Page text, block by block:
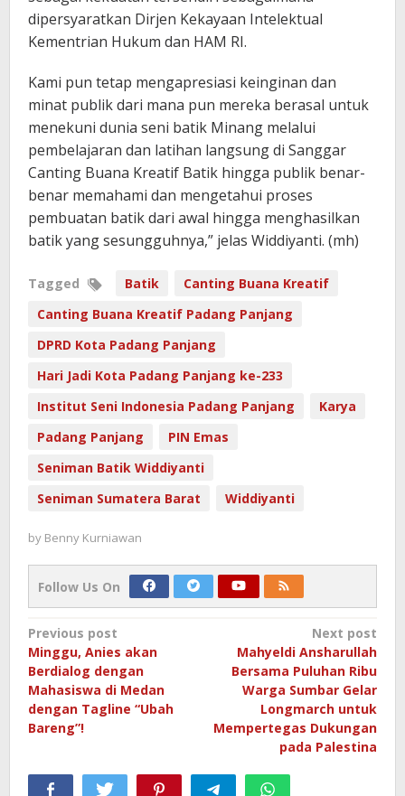
dipersyaratkan Dirjen Kekayaan Intelektual
Kementrian Hukum dan HAM RI.
Kami pun tetap mengapresiasi keinginan dan
minat publik dari mana pun mereka berasal untuk
menekuni dunia seni batik Minang melalui
pembelajaran dan latihan langsung di Sanggar
Canting Buana Kreatif Batik hingga publik benar-
benar memahami dan mengetahui proses
pembuatan batik dari awal hingga menghasilkan
batik yang sesungguhnya,” jelas Widdiyanti. (mh)
Tagged Batik
Canting Buana Kreatif
Canting Buana Kreatif Padang Panjang
DPRD Kota Padang Panjang
Hari Jadi Kota Padang Panjang ke-233
Institut Seni Indonesia Padang Panjang
Karya
Padang Panjang
PIN Emas
Seniman Batik Widdiyanti
Seniman Sumatera Barat
Widdiyanti
by Benny Kurniawan
Follow Us On
Post
navigation
Previous post
Minggu, Anies akan
Berdialog dengan
Mahasiswa di Medan
dengan Tagline “Ubah
Bareng”!
Next post
Mahyeldi Ansharullah
Bersama Puluhan Ribu
Warga Sumbar Gelar
Longmarch untuk
Mempertegas Dukungan
pada Palestina